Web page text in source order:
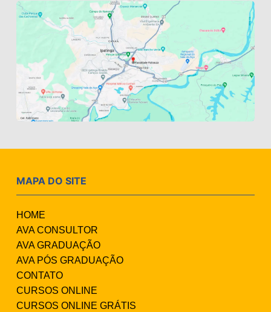
MAPA DO SITE
HOME
AVA CONSULTOR
AVA GRADUAÇÃO
AVA PÓS GRADUAÇÃO
CONTATO
CURSOS ONLINE
CURSOS ONLINE GRÁTIS